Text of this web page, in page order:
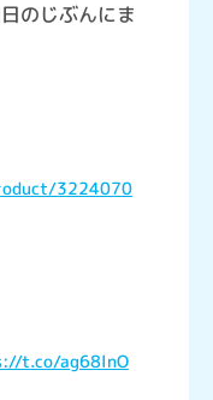
のじぶんにま
3224070
t.co/ag68lnO